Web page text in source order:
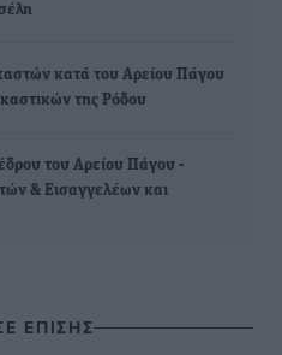
κατά του Αρείου Πάγου
της Ρόδου
του Αρείου Πάγου -
& Εισαγγελέων και
ΕΠΙΣΗΣ